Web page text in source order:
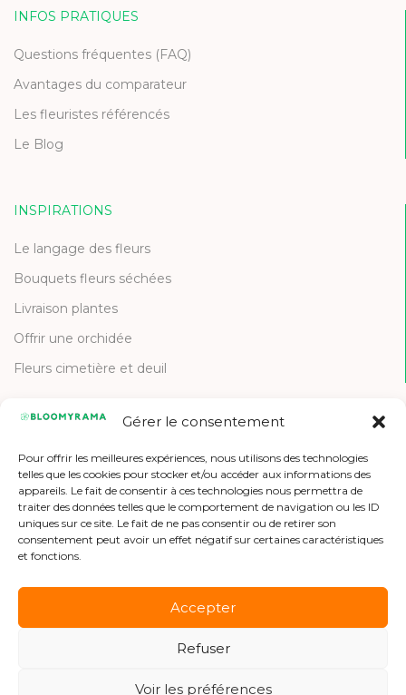
Gérer le consentement
Pour offrir les meilleures expériences, nous utilisons des technologies
telles que les cookies pour stocker et/ou accéder aux informations des
appareils. Le fait de consentir à ces technologies nous permettra de
traiter des données telles que le comportement de navigation ou les ID
uniques sur ce site. Le fait de ne pas consentir ou de retirer son
consentement peut avoir un effet négatif sur certaines caractéristiques
et fonctions.
Accepter
Refuser
Voir les préférences
INFOS PRATIQUES
Questions fréquentes (FAQ)
Avantages du comparateur
Les fleuristes référencés
Le Blog
INSPIRATIONS
Le langage des fleurs
Bouquets fleurs séchées
Livraison plantes
Offrir une orchidée
Fleurs cimetière et deuil
Contactez-nous
Etre référencé
Offres d'emploi